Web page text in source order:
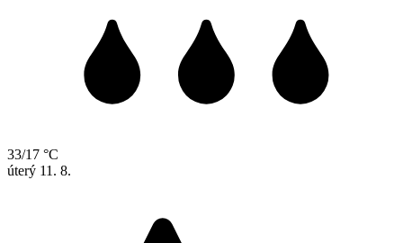
33/17 °C
úterý 11. 8.